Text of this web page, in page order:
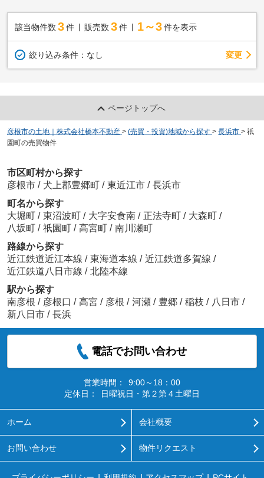
該当物件数 3件 販売数 3 件 1～3 件を表示
絞り込み条件： なし 変更
ページトップへ
彦根市の土地｜株式会社橋本不動産 > (売買・投資)地域から探す > 長浜市 > 祇
園町の売買物件
市区町村から探す
彦根市 / 犬上郡豊郷町 / 東近江市 / 長浜市
町名から探す
大堀町 / 東沼波町 / 大字安食南 / 正法寺町 / 大森町 /
八坂町 / 祇園町 / 高宮町 / 南川瀬町
路線から探す
近江鉄道近江本線 / 東海道本線 / 近江鉄道多賀線 /
近江鉄道八日市線 / 北陸本線
駅から探す
南彦根 / 彦根口 / 高宮 / 彦根 / 河瀬 / 豊郷 / 稲枝 / 八日市 /
新八日市 / 長浜
電話でお問い合わせ
営業時間：
9:00～18：00
定休日：
日曜祝日・第２第４土曜日
ホーム 会社概要
お問い合わせ 物件リクエスト